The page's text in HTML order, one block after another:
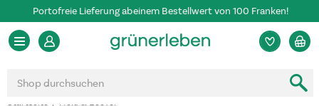
Portofreie Lieferung ab einem Bestellwert von 100 Franken!
Suchen
Startseite Held & Ecover